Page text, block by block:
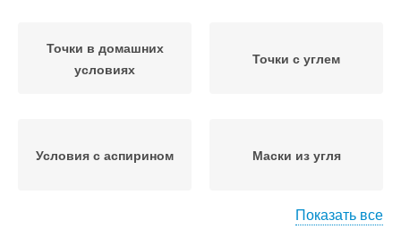
Точки в домашних
условиях
Точки с углем
Условия с аспирином Маски из угля
Показать все